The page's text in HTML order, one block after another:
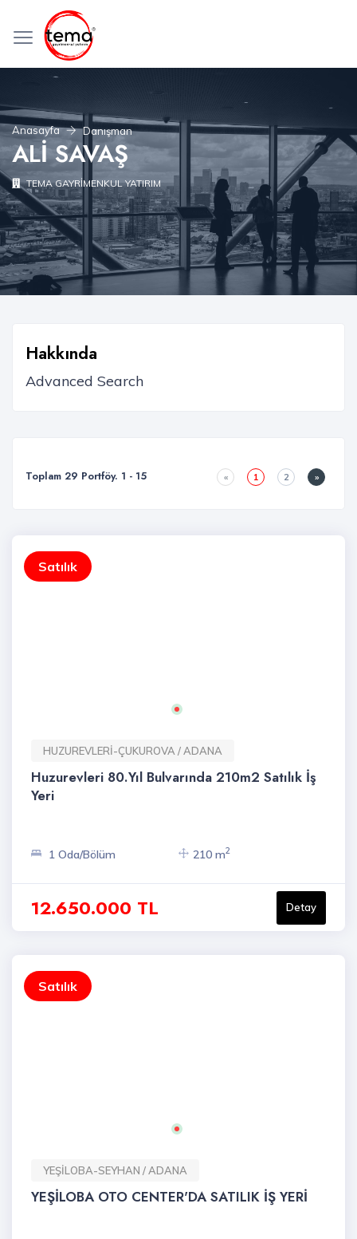
Anasayfa Danışman
ALİ SAVAŞ
TEMA GAYRİMENKUL YATIRIM
Hakkında
Toplam 29 Portföy. 1 - 15 « 1 2 »
Satılık
HUZUREVLERİ-ÇUKUROVA / ADANA
Huzurevleri 80.Yıl Bulvarında 210m2 Satılık İş
Yeri
1 Oda/Bölüm 210 m2
12.650.000 TL Detay
Satılık
YEŞİLOBA-SEYHAN / ADANA
YEŞİLOBA OTO CENTER'DA SATILIK İŞ YERİ